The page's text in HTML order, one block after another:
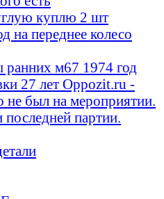
куплю 2 шт
на переднее колесо
ранних м67 1974 год
27 лет Oppozit.ru -
не был на мероприятии.
последней партии.